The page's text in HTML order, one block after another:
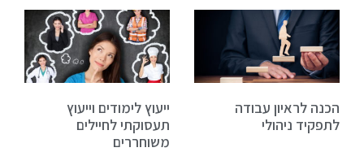
הכנה לראיון עבודה
לתפקיד ניהולי
ייעוץ לימודים וייעוץ
תעסוקתי לחיילים
משוחררים